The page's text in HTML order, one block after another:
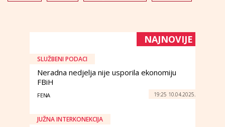
NAJNOVIJE
SLUŽBENI PODACI
Neradna nedjelja nije usporila ekonomiju
FBiH
FENA 19:25 10.04.2025.
JUŽNA INTERKONEKCIJA